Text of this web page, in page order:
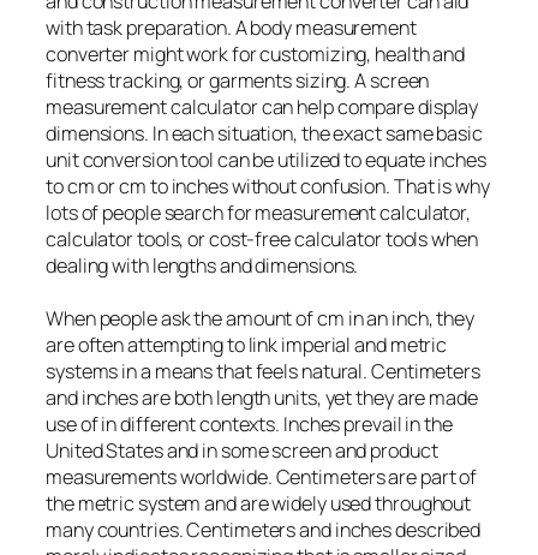
with task preparation. A body measurement
converter might work for customizing, health and
fitness tracking, or garments sizing. A screen
measurement calculator can help compare display
dimensions. In each situation, the exact same basic
unit conversion tool can be utilized to equate inches
to cm or cm to inches without confusion. That is why
lots of people search for measurement calculator,
calculator tools, or cost-free calculator tools when
dealing with lengths and dimensions.
When people ask the amount of cm in an inch, they
are often attempting to link imperial and metric
systems in a means that feels natural. Centimeters
and inches are both length units, yet they are made
use of in different contexts. Inches prevail in the
United States and in some screen and product
measurements worldwide. Centimeters are part of
the metric system and are widely used throughout
many countries. Centimeters and inches described